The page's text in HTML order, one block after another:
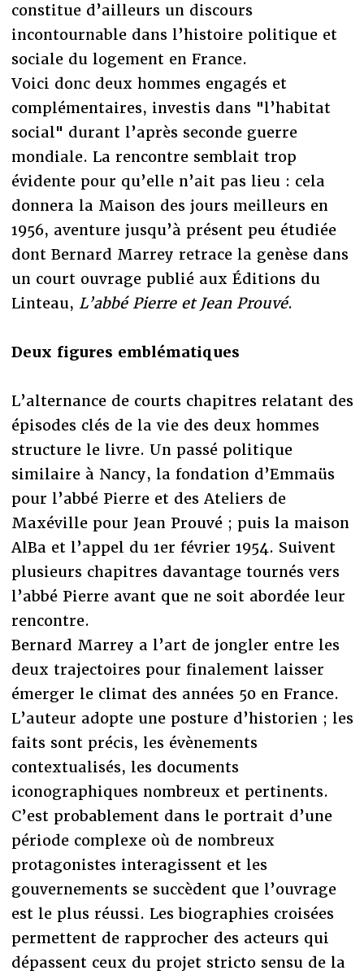
constitue d’ailleurs un discours
incontournable dans l’histoire politique et
sociale du logement en France.
Voici donc deux hommes engagés et
complémentaires, investis dans "l’habitat
social" durant l’après seconde guerre
mondiale. La rencontre semblait trop
évidente pour qu’elle n’ait pas lieu : cela
donnera la Maison des jours meilleurs en
1956, aventure jusqu’à présent peu étudiée
dont Bernard Marrey retrace la genèse dans
un court ouvrage publié aux Éditions du
Linteau, L’abbé Pierre et Jean Prouvé.
Deux figures emblématiques
L’alternance de courts chapitres relatant des
épisodes clés de la vie des deux hommes
structure le livre. Un passé politique
similaire à Nancy, la fondation d’Emmaüs
pour l’abbé Pierre et des Ateliers de
Maxéville pour Jean Prouvé ; puis la maison
AlBa et l’appel du 1er février 1954. Suivent
plusieurs chapitres davantage tournés vers
l’abbé Pierre avant que ne soit abordée leur
rencontre.
Bernard Marrey a l’art de jongler entre les
deux trajectoires pour finalement laisser
émerger le climat des années 50 en France.
L’auteur adopte une posture d’historien ; les
faits sont précis, les évènements
contextualisés, les documents
iconographiques nombreux et pertinents.
C’est probablement dans le portrait d’une
période complexe où de nombreux
protagonistes interagissent et les
gouvernements se succèdent que l’ouvrage
est le plus réussi. Les biographies croisées
permettent de rapprocher des acteurs qui
dépassent ceux du projet stricto sensu de la